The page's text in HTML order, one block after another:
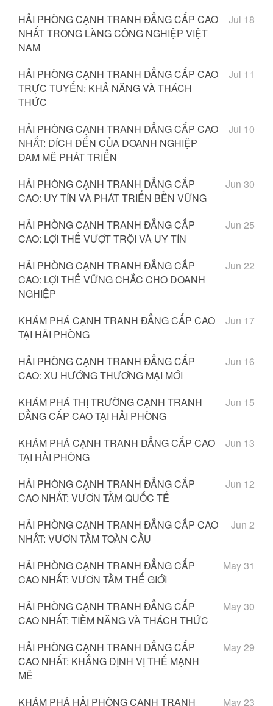
HẢI PHÒNG CẠNH TRANH ĐẲNG CẤP CAO
NHẤT TRONG LÀNG CÔNG NGHIỆP VIỆT
NAM
Jul 18
HẢI PHÒNG CẠNH TRANH ĐẲNG CẤP CAO
TRỰC TUYẾN: KHẢ NĂNG VÀ THÁCH
THỨC
Jul 11
HẢI PHÒNG CẠNH TRANH ĐẲNG CẤP CAO
NHẤT: ĐÍCH ĐẾN CỦA DOANH NGHIỆP
ĐAM MÊ PHÁT TRIỂN
Jul 10
HẢI PHÒNG CẠNH TRANH ĐẲNG CẤP
CAO: UY TÍN VÀ PHÁT TRIỂN BỀN VỮNG
Jun 30
HẢI PHÒNG CẠNH TRANH ĐẲNG CẤP
CAO: LỢI THẾ VƯỢT TRỘI VÀ UY TÍN
Jun 25
HẢI PHÒNG CẠNH TRANH ĐẲNG CẤP
CAO: LỢI THẾ VỮNG CHẮC CHO DOANH
NGHIỆP
Jun 22
KHÁM PHÁ CẠNH TRANH ĐẲNG CẤP CAO
TẠI HẢI PHÒNG
Jun 17
HẢI PHÒNG CẠNH TRANH ĐẲNG CẤP
CAO: XU HƯỚNG THƯƠNG MẠI MỚI
Jun 16
KHÁM PHÁ THỊ TRƯỜNG CẠNH TRANH
ĐẲNG CẤP CAO TẠI HẢI PHÒNG
Jun 15
KHÁM PHÁ CẠNH TRANH ĐẲNG CẤP CAO
TẠI HẢI PHÒNG
Jun 13
HẢI PHÒNG CẠNH TRANH ĐẲNG CẤP
CAO NHẤT: VƯƠN TẦM QUỐC TẾ
Jun 12
HẢI PHÒNG CẠNH TRANH ĐẲNG CẤP CAO
NHẤT: VƯƠN TẦM TOÀN CẦU
Jun 2
HẢI PHÒNG CẠNH TRANH ĐẲNG CẤP
CAO NHẤT: VƯƠN TẦM THẾ GIỚI
May 31
HẢI PHÒNG CẠNH TRANH ĐẲNG CẤP
CAO NHẤT: TIỀM NĂNG VÀ THÁCH THỨC
May 30
HẢI PHÒNG CẠNH TRANH ĐẲNG CẤP
CAO NHẤT: KHẲNG ĐỊNH VỊ THẾ MẠNH
MẼ
May 29
KHÁM PHÁ HẢI PHÒNG CẠNH TRANH May 23